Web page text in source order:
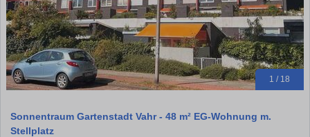
1 / 18
Sonnentraum Gartenstadt Vahr - 48 m² EG-Wohnung m.
Stellplatz